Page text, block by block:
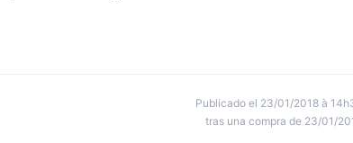
Publicado el 23/01/2018 à
tras una compra de 23/01/